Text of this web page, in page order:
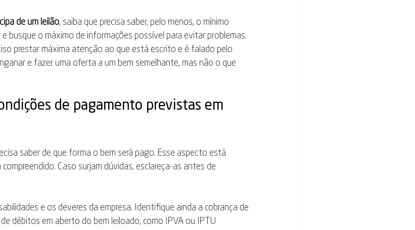
de um leilão, saiba que precisa saber, pelo menos, o mínimo
busque o máximo de informações possível para evitar problemas.
prestar máxima atenção ao que está escrito e é falado pelo
e fazer uma oferta a um bem semelhante, mas não o que
de pagamento previstas em
saber de que forma o bem será pago. Esse aspecto está
Caso surjam dúvidas, esclareça-as antes de
e os deveres da empresa. Identifique ainda a cobrança de
débitos em aberto do bem leiloado, como IPVA ou IPTU